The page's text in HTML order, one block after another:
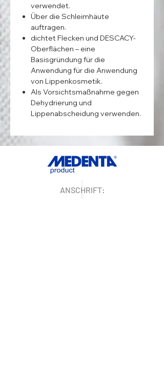
verwendet.
Über die Schleimhäute
auftragen.
dichtet Flecken und DESCACY-
Oberflächen – eine
Basisgründung für die
Anwendung für die Anwendung
von Lippenkosmetik.
Als Vorsichtsmaßnahme gegen
Dehydrierung und
Lippenabscheidung verwenden.
ANSCHRIFT: